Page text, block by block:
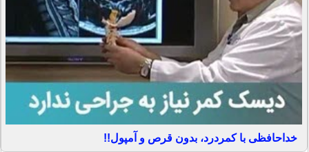
خداحافظی با کمردرد، بدون قرص و آمپول!!